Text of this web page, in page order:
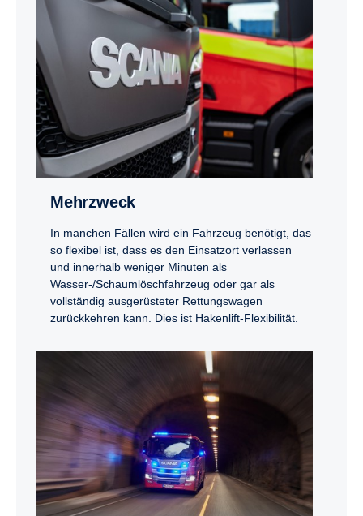
Mehrzweck
In manchen Fällen wird ein Fahrzeug benötigt, das
so flexibel ist, dass es den Einsatzort verlassen
und innerhalb weniger Minuten als
Wasser-/Schaumlöschfahrzeug oder gar als
vollständig ausgerüsteter Rettungswagen
zurückkehren kann. Dies ist Hakenlift-Flexibilität.